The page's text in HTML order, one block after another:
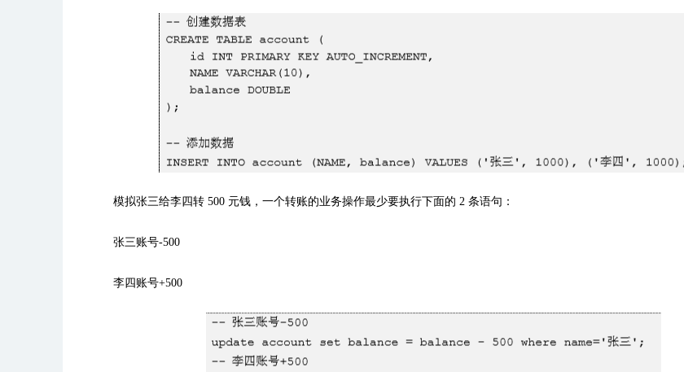
模拟张三给李四转 500 元钱，一个转账的业务操作最少要执行下面的 2 条语句：
张三账号-500
李四账号+500